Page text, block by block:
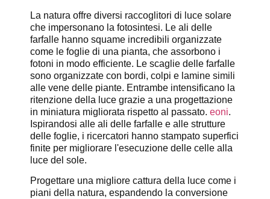
La natura offre diversi raccoglitori di luce solare
che impersonano la fotosintesi. Le ali delle
farfalle hanno squame incredibili organizzate
come le foglie di una pianta, che assorbono i
fotoni in modo efficiente. Le scaglie delle farfalle
sono organizzate con bordi, colpi e lamine simili
alle vene delle piante. Entrambe intensificano la
ritenzione della luce grazie a una progettazione
in miniatura migliorata rispetto al passato. eoni.
Ispirandosi alle ali delle farfalle e alle strutture
delle foglie, i ricercatori hanno stampato superfici
finite per migliorare l'esecuzione delle celle alla
luce del sole.
Progettare una migliore cattura della luce come i
piani della natura, espandendo la conversione